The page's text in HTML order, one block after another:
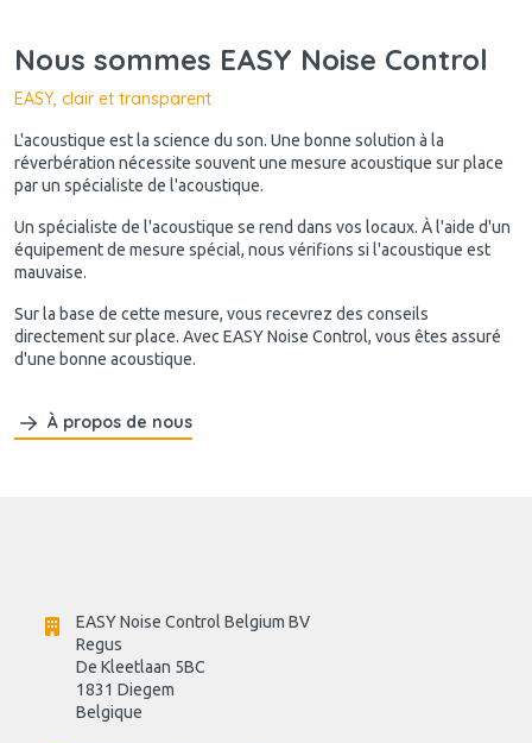
Nous sommes EASY Noise Control
EASY, clair et transparent
L'acoustique est la science du son. Une bonne solution à la
réverbération nécessite souvent une mesure acoustique sur place
par un spécialiste de l'acoustique.
Un spécialiste de l'acoustique se rend dans vos locaux. À l'aide d'un
équipement de mesure spécial, nous vérifions si l'acoustique est
mauvaise.
Sur la base de cette mesure, vous recevrez des conseils
directement sur place. Avec EASY Noise Control, vous êtes assuré
d'une bonne acoustique.
À propos de nous
EASY Noise Control Belgium BV
Regus
De Kleetlaan 5BC
1831 Diegem
Belgique